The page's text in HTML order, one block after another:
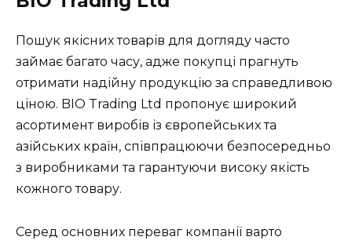
Пошук якісних товарів для догляду часто
займає багато часу, адже покупці прагнуть
отримати надійну продукцію за справедливою
ціною. BIO Trading Ltd пропонує широкий
асортимент виробів із європейських та
азійських країн, співпрацюючи безпосередньо
з виробниками та гарантуючи високу якість
кожного товару.
Серед основних переваг компанії варто